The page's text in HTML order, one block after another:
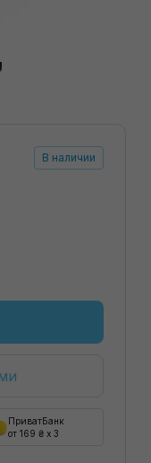
В наличии
ПриватБанк
от 169 ₴ x 3